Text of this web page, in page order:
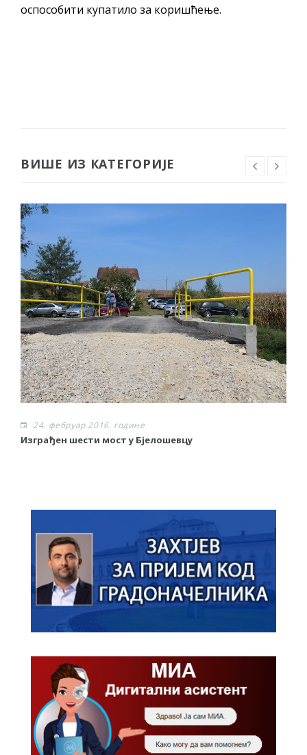
оспособити купатило за коришћење.
ВИШЕ ИЗ КАТЕГОРИЈЕ
24. фебруар 2016. године
Изграђен шести мост у Бјелошевцу